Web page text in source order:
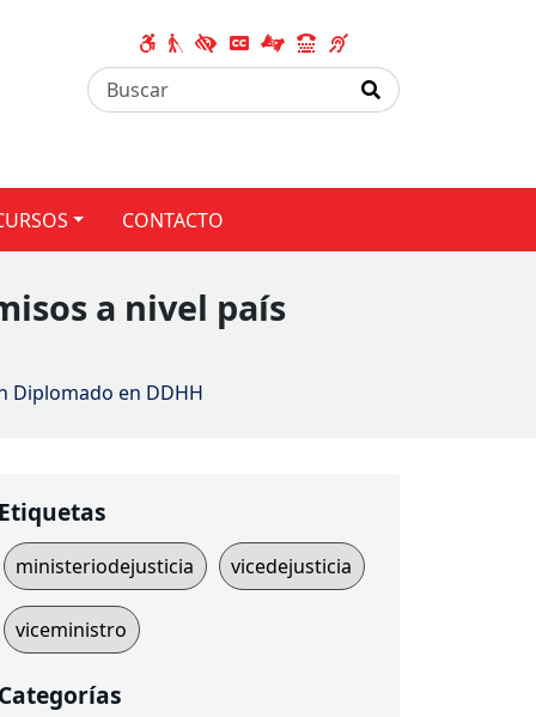
CONTACTO
a nivel país
Diplomado en DDHH
Etiquetas
ministeriodejusticia vicedejusticia
viceministro
Categorías